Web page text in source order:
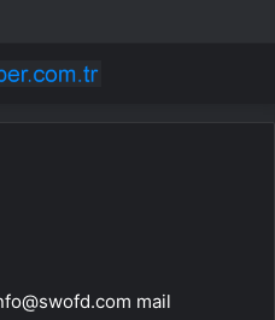
böcek ısırmış
mail